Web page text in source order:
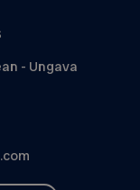
- Ungava